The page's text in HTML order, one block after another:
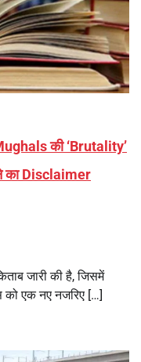
की ‘Brutality’
का Disclaimer
जारी की है, जिसमें
को एक नए नजरिए […]